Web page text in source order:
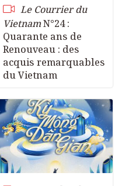
n
Le Courrier du
VietnamN°24 :
Quarante ans de
Renouveau : des
acquis remarquables
du Vietnam